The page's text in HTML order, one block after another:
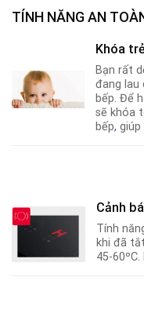
TÍNH NĂNG AN
Khóa
Bạn rất
đang lau
bếp. Để
sẽ khóa
bếp, giúp
Cảnh
Tính
khi đã
45-60ºC.